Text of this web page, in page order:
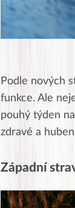
Podle nových
funkce. Ale
pouhý týden
zdravé a
Západní